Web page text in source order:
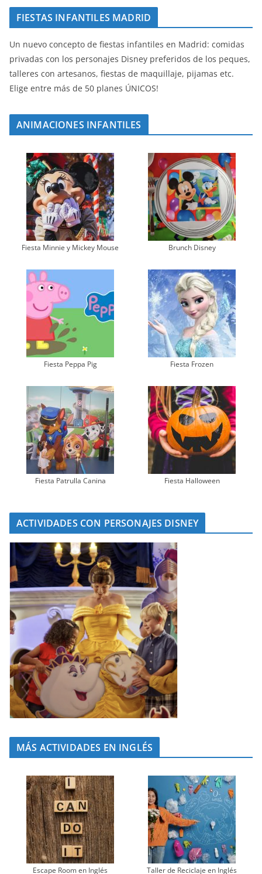
FIESTAS INFANTILES MADRID
Un nuevo concepto de fiestas infantiles en Madrid: comidas
privadas con los personajes Disney preferidos de los peques,
talleres con artesanos, fiestas de maquillaje, pijamas etc.
Elige entre más de 50 planes ÚNICOS!
ANIMACIONES INFANTILES
Fiesta Minnie y Mickey Mouse Brunch Disney
Fiesta Peppa Pig Fiesta Frozen
Fiesta Patrulla Canina Fiesta Halloween
ACTIVIDADES CON PERSONAJES DISNEY
MÁS ACTIVIDADES EN INGLÉS
Escape Room en Inglés Taller de Reciclaje en Inglés